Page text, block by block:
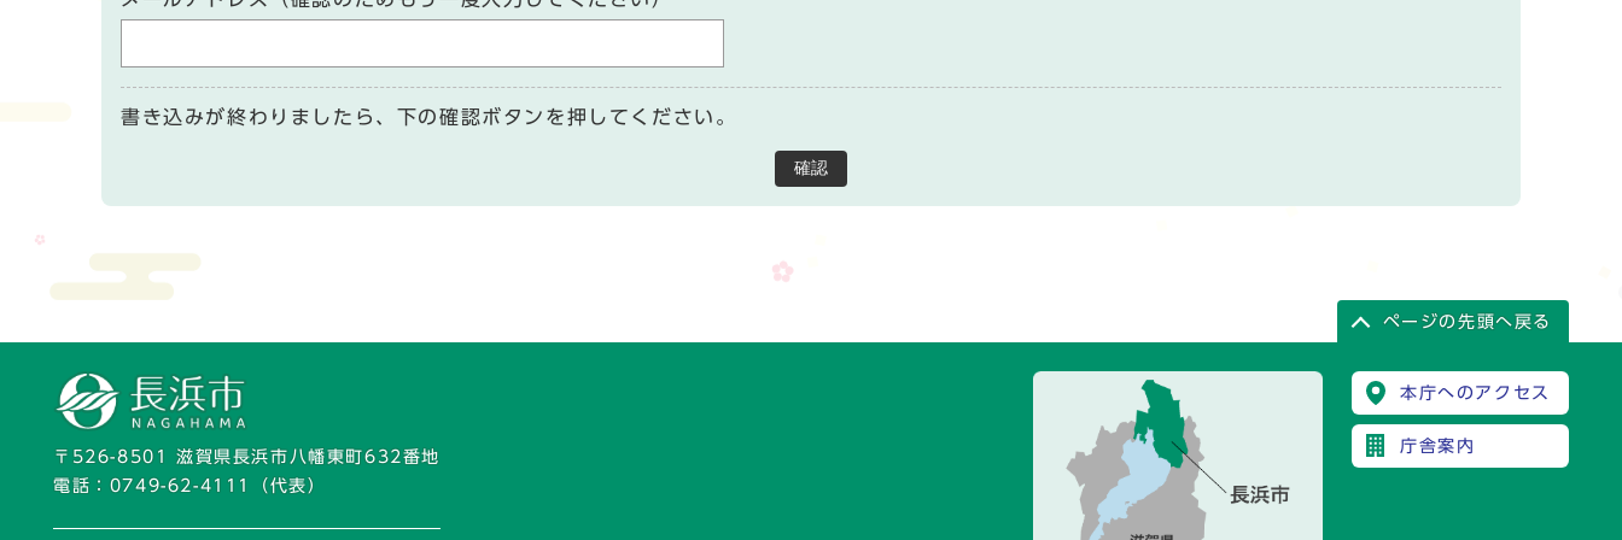
書き込みが終わりましたら、下の確認ボタンを押してください。
確認
ページの先頭へ戻る
〒526-8501 滋賀県長浜市八幡東町632番地
電話： 0749-62-4111 （代表）
本庁へのアクセス
庁舎案内